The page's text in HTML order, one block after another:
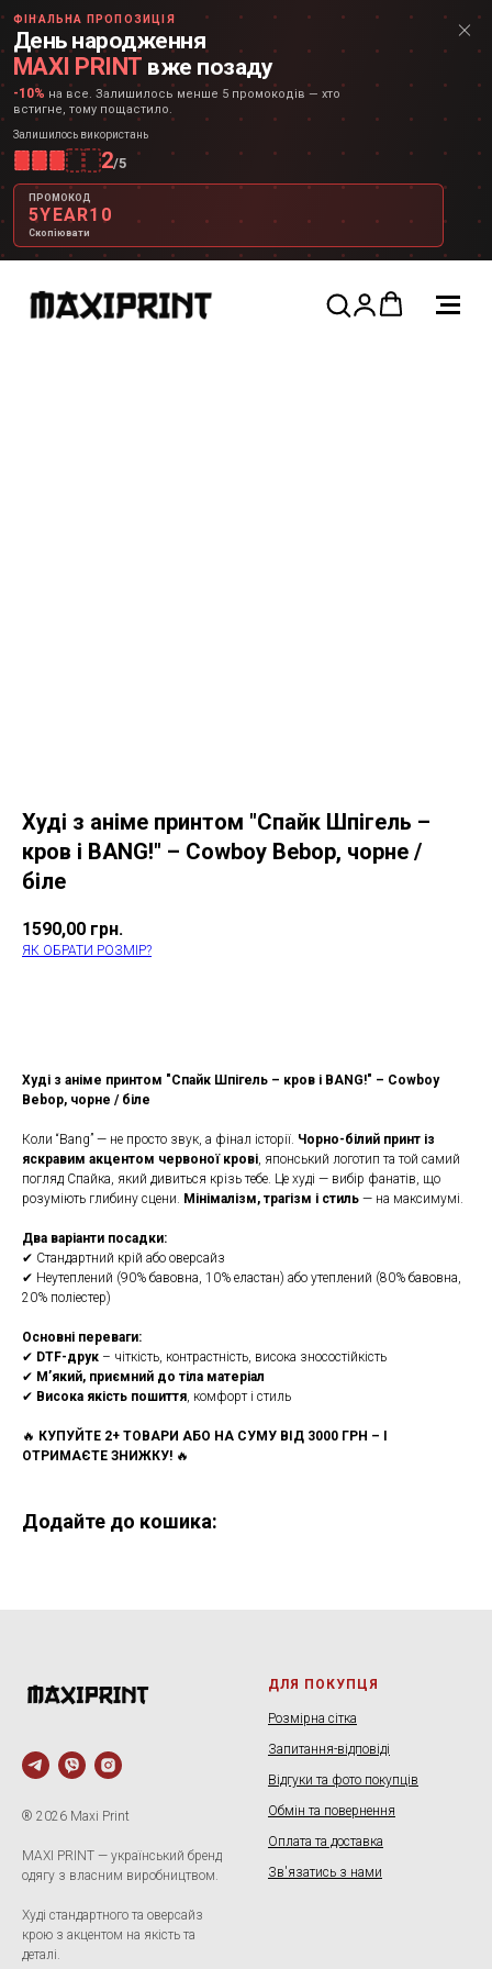
ФІНАЛЬНА ПРОПОЗИЦІЯ
День народження
MAXI PRINT вже позаду
-10% на все. Залишилось менше 5 промокодів — хто
встигне, тому пощастило.
Залишилось використань
2/5
ПРОМОКОД
5YEAR10
Скопіювати
Худі з аніме принтом "Спайк Шпігель –
кров і BANG!" – Cowboy Bebop, чорне /
біле
1590,00 грн.
ЯК ОБРАТИ РОЗМІР?
Худі з аніме принтом "Спайк Шпігель – кров і BANG!" – Cowboy
Bebop, чорне / біле
Коли “Bang” — не просто звук, а фінал історії. Чорно-білий принт із
яскравим акцентом червоної крові, японський логотип та той самий
погляд Спайка, який дивиться крізь тебе. Це худі — вибір фанатів, що
розуміють глибину сцени. Мінімалізм, трагізм і стиль — на максимумі.
Два варіанти посадки:
✔ Стандартний крій або оверсайз
✔ Неутеплений (90% бавовна, 10% еластан) або утеплений (80% бавовна,
20% поліестер)
Основні переваги:
✔ DTF-друк – чіткість, контрастність, висока зносостійкість
✔ М’який, приємний до тіла матеріал
✔ Висока якість пошиття, комфорт і стиль
🔥 КУПУЙТЕ 2+ ТОВАРИ АБО НА СУМУ ВІД 3000 ГРН – І
ОТРИМАЄТЕ ЗНИЖКУ! 🔥
Додайте до кошика:
® 2026 Maxi Print
MAXI PRINT — український бренд
одягу з власним виробництвом.
Худі стандартного та оверсайз
крою з акцентом на якість та
деталі.
ДЛЯ ПОКУПЦЯ
Розмірна сітка
Запитання-відповіді
Відгуки та фото покупців
Обмін та повернення
Оплата та доставка
Зв'язатись з нами